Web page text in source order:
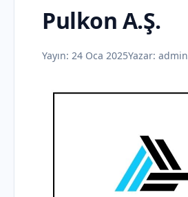
Pulkon A.Ş.
Yayın: 24 Oca 2025Yazar: admin